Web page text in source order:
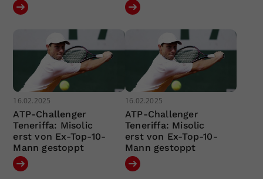
16.02.2025
ATP-Challenger
Teneriffa: Misolic
erst von Ex-Top-10-
Mann gestoppt
16.02.2025
ATP-Challenger
Teneriffa: Misolic
erst von Ex-Top-10-
Mann gestoppt